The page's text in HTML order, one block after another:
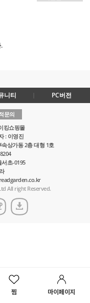
찜 마이페이지
니티 PC버전
문의
킹쇼핑몰
: 이영진
상가동 2층 대형 1호
초-0195
All right Reserved.